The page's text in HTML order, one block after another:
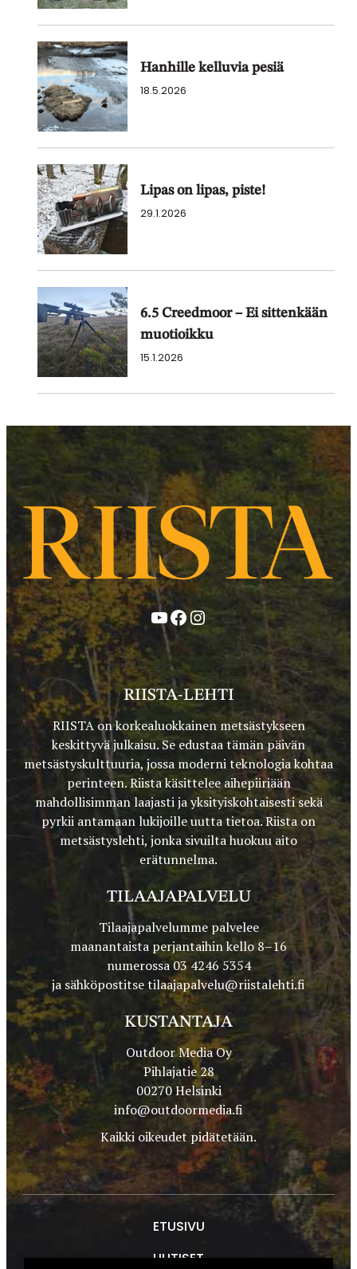
Hanhille kelluvia pesiä
18.5.2026
Lipas on lipas, piste!
29.1.2026
6.5 Creedmoor – Ei sittenkään
muotioikku
15.1.2026
YouTube
Facebook
Instagram
RIISTA-LEHTI
RIISTA on korkealuokkainen metsästykseen
keskittyvä julkaisu. Se edustaa tämän päivän
metsästyskulttuuria, jossa moderni teknologia kohtaa
perinteen. Riista käsittelee aihepiiriään
mahdollisimman laajasti ja yksityiskohtaisesti sekä
pyrkii antamaan lukijoille uutta tietoa. Riista on
metsästyslehti, jonka sivuilta huokuu aito
erätunnelma.
TILAAJAPALVELU
Tilaajapalvelumme palvelee
maanantaista perjantaihin kello 8–16
numerossa 03 4246 5354
ja sähköpostitsetilaajapalvelu@riistalehti.fi
KUSTANTAJA
Outdoor Media Oy
Pihlajatie 28
00270 Helsinki
info@outdoormedia.fi
Kaikki oikeudet pidätetään.
ETUSIVU
UUTISET